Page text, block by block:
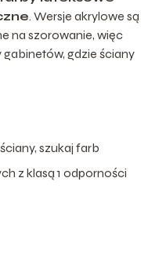
. Wersje akrylowe są
na szorowanie, więc
gabinetów, gdzie ściany
szukaj farb
z klasą 1 odporności